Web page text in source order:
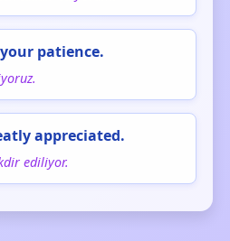
patience.
appreciated.
ediliyor.